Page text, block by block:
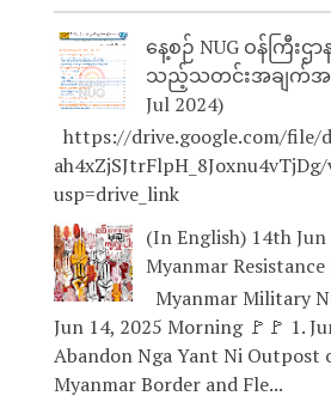
နေ့စဉ် NUG ဝန်ကြီးဌ
သည့်သတင်းအချက်အလ
Jul 2024)
https://drive.google.com/file/
ah4xZjSJtrFlpH_8Joxnu4vTjDg/
usp=drive_link
(In English) 14th
Myanmar Resistance
Myanmar Military
Jun 14, 2025 Morning 🚩🚩 1.
Abandon Nga Yant Ni Outpost
Myanmar Border and Fle...